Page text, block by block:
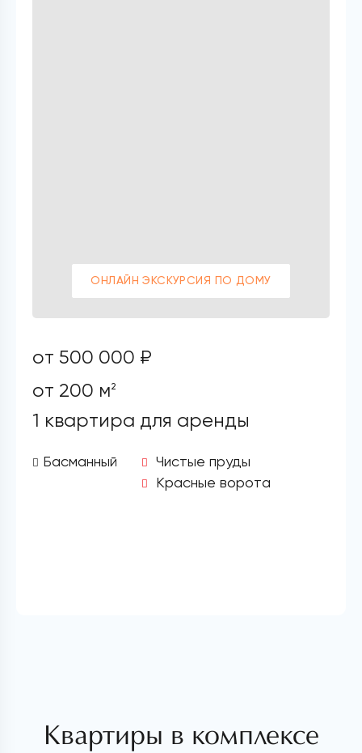
ОНЛАЙН ЭКСКУРСИЯ ПО ДОМУ
от 500 000 ₽
от 200 м2
1 квартира для аренды
Басманный
Чистые пруды
Красные ворота
Квартиры в комплексе